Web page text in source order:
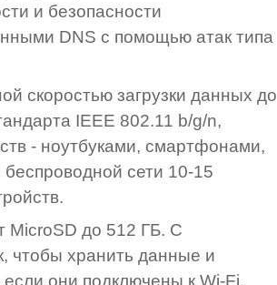
и безопасности
DNS с помощью атак типа
скоростью загрузки данных до
IEEE 802.11 b/g/n,
- ноутбуками, смартфонами,
сети 10-15
MicroSD до 512 ГБ. С
чтобы хранить данные и